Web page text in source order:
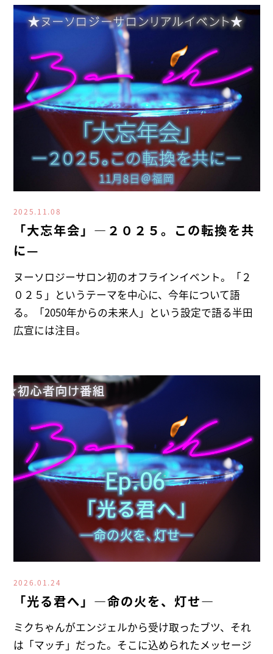
2025.11.08
「大忘年会」―２０２５。この転換を共
に—
ヌーソロジーサロン初のオフラインイベント。「２
０２５」というテーマを中心に、今年について語
る。「2050年からの未来人」という設定で語る半田
広宣には注目。
2026.01.24
「光る君へ」―命の火を、灯せ―
ミクちゃんがエンジェルから受け取ったブツ、それ
は「マッチ」だった。そこに込められたメッセージ